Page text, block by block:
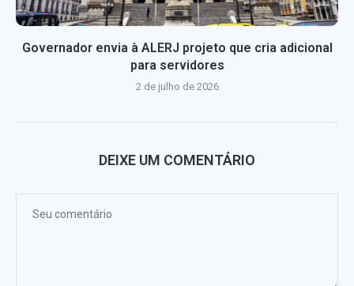
Governador envia à ALERJ projeto que cria adicional
para servidores
2 de julho de 2026
DEIXE UM COMENTÁRIO